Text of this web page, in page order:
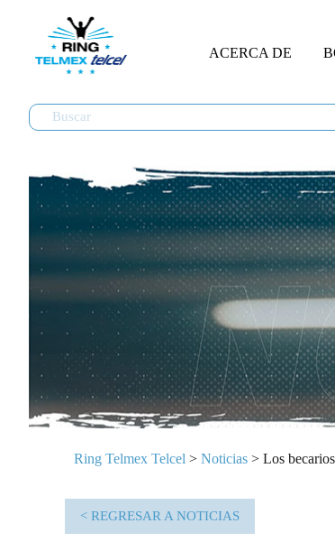
ACERCA DE
Ring Telmex Telcel > Noticias > Los
< REGRESAR A NOTICIAS